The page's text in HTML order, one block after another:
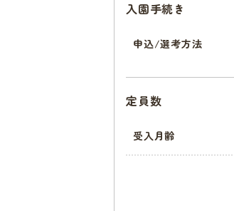
入園手続き
申込/選考方法
定員数
受入月齢